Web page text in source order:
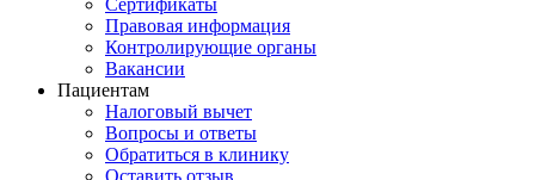
Сертификаты
Правовая информация
Контролирующие органы
Вакансии
Пациентам
Налоговый вычет
Вопросы и ответы
Обратиться в клинику
Оставить отзыв